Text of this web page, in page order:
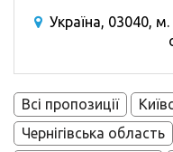
Україна, 03040, м.
Всі пропозиції
Чернігівська область